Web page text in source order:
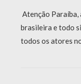
Atenção Paraíba,
brasileira e todo
todos os atores